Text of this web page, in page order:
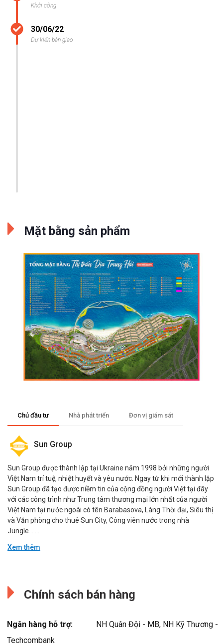
Khởi công
30/06/22
Dự kiến bàn giao
Mặt bằng sản phẩm
Chủ đầu tư Nhà phát triển Đơn vị giám sát
Sun Group
Sun Group được thành lập tại Ukraine năm 1998 bởi những người
Việt Nam trí tuệ, nhiệt huyết và yêu nước. Ngay từ khi mới thành lập
Sun Group đã tạo được niềm tin của cộng đồng người Việt tại đây
với các công trình như Trung tâm thương mại lớn nhất của người
Việt Nam tại nước ngoài có tên Barabasova, Làng Thời đại, Siêu thị
và Văn phòng cho thuê Sun City, Công viên nước trong nhà
Jungle… ...
Xem thêm
Sun Group được thành lập tại Ukraine năm 1998 bởi những người
Việt Nam trí tuệ, nhiệt huyết và yêu nước. Ngay từ khi mới thành lập
Việt Nam tại nước ngoài có tên Barabasova, Làng Thời đại, Siêu thị
và Văn phòng cho thuê Sun City, Công viên nước trong nhà
Chính sách bán hàng
Ngân hàng hỗ trợ:
NH Quân Đội - MB, NH Kỹ Thương -
Techcombank